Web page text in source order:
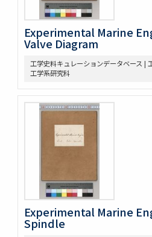
Experimental Marine
Valve Diagram
工学史料キュレーションデータベース |
工学系研究科
Experimental Marine
Spindle